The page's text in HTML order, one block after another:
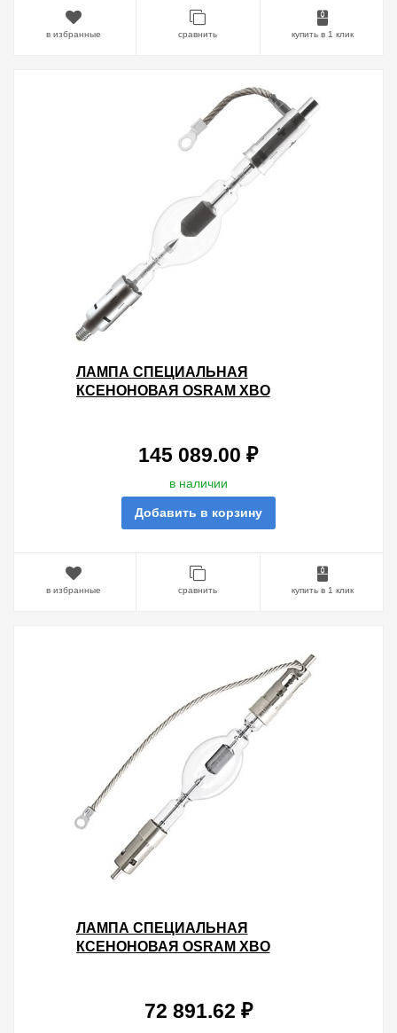
в избранные сравнить купить в 1 клик
ЛАМПА СПЕЦИАЛЬНАЯ
КСЕНОНОВАЯ OSRAM XBO
145 089.00 ₽
в наличии
Добавить в корзину
в избранные сравнить купить в 1 клик
ЛАМПА СПЕЦИАЛЬНАЯ
КСЕНОНОВАЯ OSRAM XBO
72 891.62 ₽